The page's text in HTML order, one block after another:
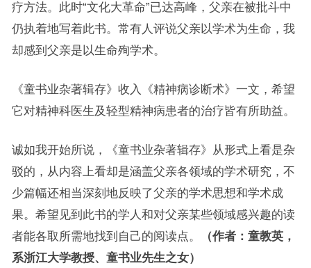
疗方法。此时“文化大革命”已达高峰，父亲在被批斗中
仍执着地写着此书。常有人评说父亲以学术为生命，我
却感到父亲是以生命殉学术。
《童书业杂著辑存》收入《精神病诊断术》一文，希望
它对精神科医生及轻型精神病患者的治疗皆有所助益。
诚如我开始所说，《童书业杂著辑存》从形式上看是杂
驳的，从内容上看却是涵盖父亲各领域的学术研究，不
少篇幅还相当深刻地反映了父亲的学术思想和学术成
果。希望见到此书的学人和对父亲某些领域感兴趣的读
者能各取所需地找到自己的阅读点。
（作者：童教英，
系浙江大学教授、童书业先生之女）